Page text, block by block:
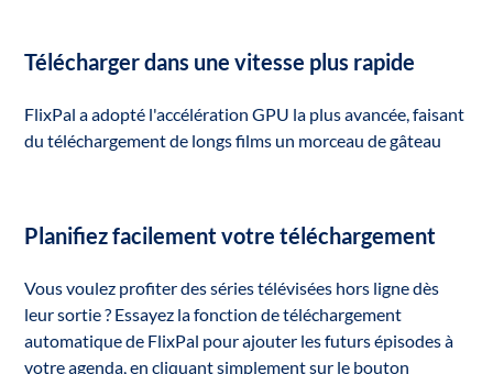
Télécharger dans une vitesse plus rapide
FlixPal a adopté l'accélération GPU la plus avancée, faisant
du téléchargement de longs films un morceau de gâteau
Planifiez facilement votre téléchargement
Vous voulez profiter des séries télévisées hors ligne dès
leur sortie ? Essayez la fonction de téléchargement
automatique de FlixPal pour ajouter les futurs épisodes à
votre agenda, en cliquant simplement sur le bouton